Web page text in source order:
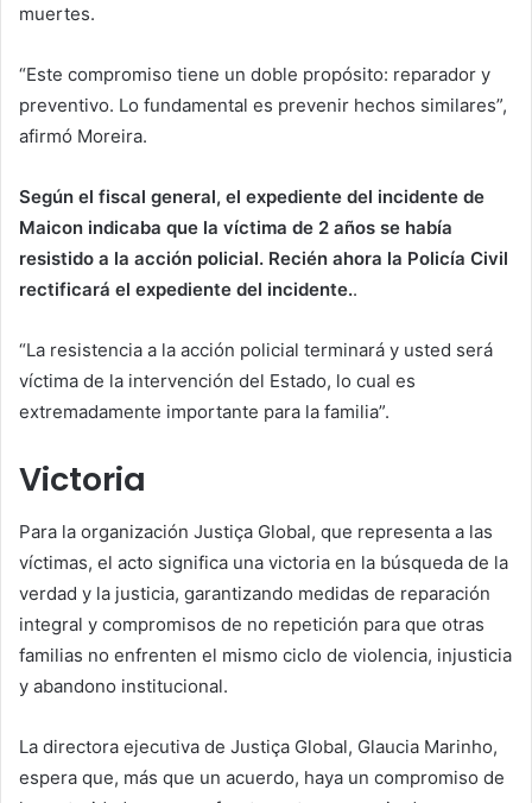
muertes.
“Este compromiso tiene un doble propósito: reparador y
preventivo. Lo fundamental es prevenir hechos similares”,
afirmó Moreira.
Según el fiscal general, el expediente del incidente de
Maicon indicaba que la víctima de 2 años se había
resistido a la acción policial. Recién ahora la Policía Civil
rectificará el expediente del incidente..
“La resistencia a la acción policial terminará y usted será
víctima de la intervención del Estado, lo cual es
extremadamente importante para la familia”.
Victoria
Para la organización Justiça Global, que representa a las
víctimas, el acto significa una victoria en la búsqueda de la
verdad y la justicia, garantizando medidas de reparación
integral y compromisos de no repetición para que otras
familias no enfrenten el mismo ciclo de violencia, injusticia
y abandono institucional.
La directora ejecutiva de Justiça Global, Glaucia Marinho,
espera que, más que un acuerdo, haya un compromiso de